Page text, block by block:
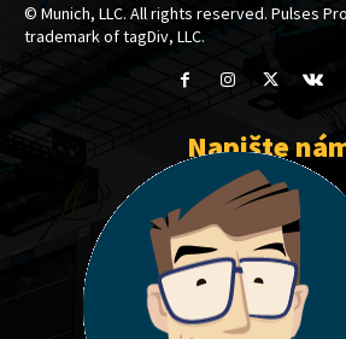
© Munich, LLC. All rights reserved. Pulses
trademark of tagDiv, LLC.
Napište